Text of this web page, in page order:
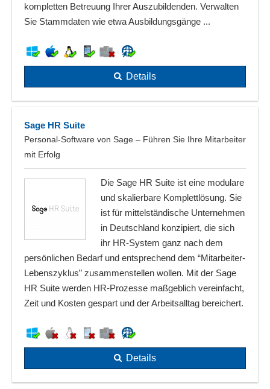
kompletten Betreuung Ihrer Auszubildenden. Verwalten
Sie Stammdaten wie etwa Ausbildungsgänge ...
Details
Sage HR Suite
Personal-Software von Sage – Führen Sie Ihre Mitarbeiter
mit Erfolg
Die Sage HR Suite ist eine modulare
und skalierbare Komplettlösung. Sie
ist für mittelständische Unternehmen
in Deutschland konzipiert, die sich
ihr HR-System ganz nach dem
persönlichen Bedarf und entsprechend dem “Mitarbeiter-
Lebenszyklus” zusammenstellen wollen. Mit der Sage
HR Suite werden HR-Prozesse maßgeblich vereinfacht,
Zeit und Kosten gespart und der Arbeitsalltag bereichert.
Details